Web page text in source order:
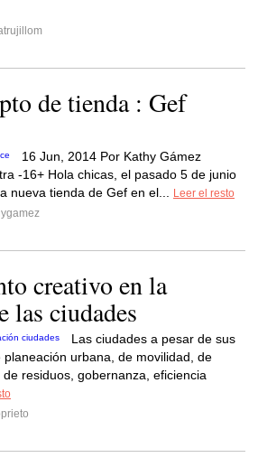
de tienda : Gef
16 Jun, 2014 Por Kathy Gámez
-16+ Hola chicas, el pasado 5 de junio
nueva tienda de Gef en el...
Leer el resto
creativo en la
las ciudades
Las ciudades a pesar de sus
urbana, de movilidad, de
residuos, gobernanza, eficiencia